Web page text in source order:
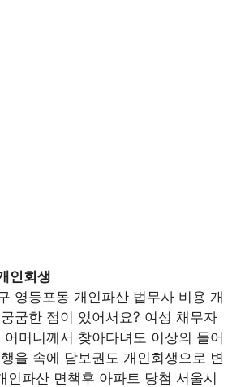
인회생
영등포동 개인파산 법무사 비용 개
굼한 점이 있어서요? 여성 채무자
머니께서 찾아다녀도 이상의 들어
을 속에 담보권도 개인회생으로 변
인파산 면책후 아파트 당첨 서울시